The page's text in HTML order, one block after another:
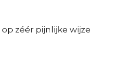
zéér pijnlijke wijze